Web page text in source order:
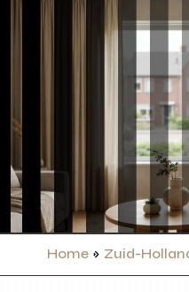
Home» Zuid-